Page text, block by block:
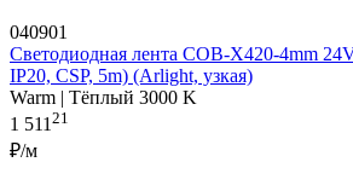
040901
Светодиодная лента COB-X420-4mm
IP20, CSP, 5m) (Arlight, узкая)
Warm | Тёплый 3000 K
1 51121
₽/м